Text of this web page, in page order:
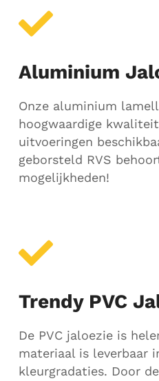
Aluminium
Onze aluminium
hoogwaardige
uitvoeringen
geborsteld RVS
mogelijkheden!
Trendy PVC
De PVC jaloezie is
materiaal is leverbaar
kleurgradaties. Door